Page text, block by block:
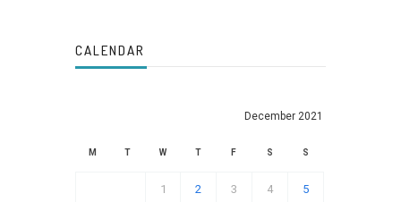
CALENDAR
December 2021
M T W T F S S
1 2 3 4 5